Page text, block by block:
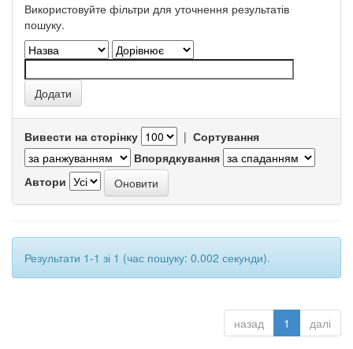
Використовуйте фільтри для уточнення результатів
пошуку.
Вивести на сторінку | Сортування
Впорядкування
Автори
Результати 1-1 зі 1 (час пошуку: 0.002 секунди).
назад 1 далі